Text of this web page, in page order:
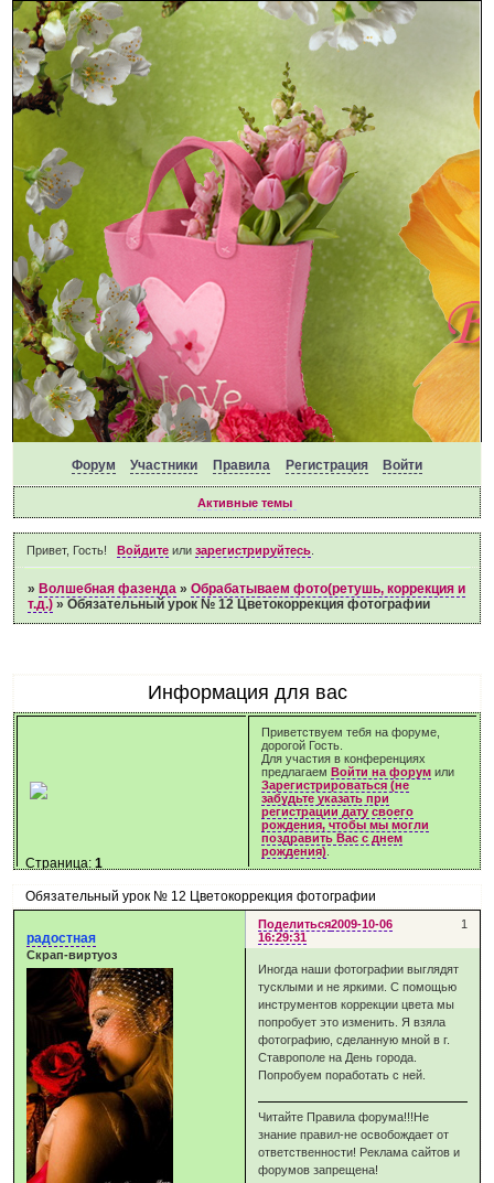
Форум Участники Правила Регистрация Войти
Активные темы
Привет, Гость! Войдитеили зарегистрируйтесь.
» Волшебная фазенда »Обрабатываем фото(ретушь, коррекция и
т.д.) »Обязательный урок № 12 Цветокоррекция фотографии
Информация для вас
Приветствуем тебя на форуме,
дорогой Гость.
Для участия в конференциях
предлагаемВойти на форум или
Зарегистрироваться (не
забудьте указать при
регистрации дату своего
рождения, чтобы мы могли
поздравить Вас с днем
рождения)
Обязательный урок № 12 Цветокоррекция фотографии
Страница:1
Поделиться 1
2009-10-06
16:29:31
радостная
Скрап-виртуоз
Иногда наши фотографии выглядят
тусклыми и не яркими. С помощью
инструментов коррекции цвета мы
попробует это изменить. Я взяла
фотографию, сделанную мной в г.
Ставрополе на День города.
Попробуем поработать с ней.
Читайте Правила форума!!!Не
знание правил-не освобождает от
ответственности! Реклама сайтов и
форумов запрещена!